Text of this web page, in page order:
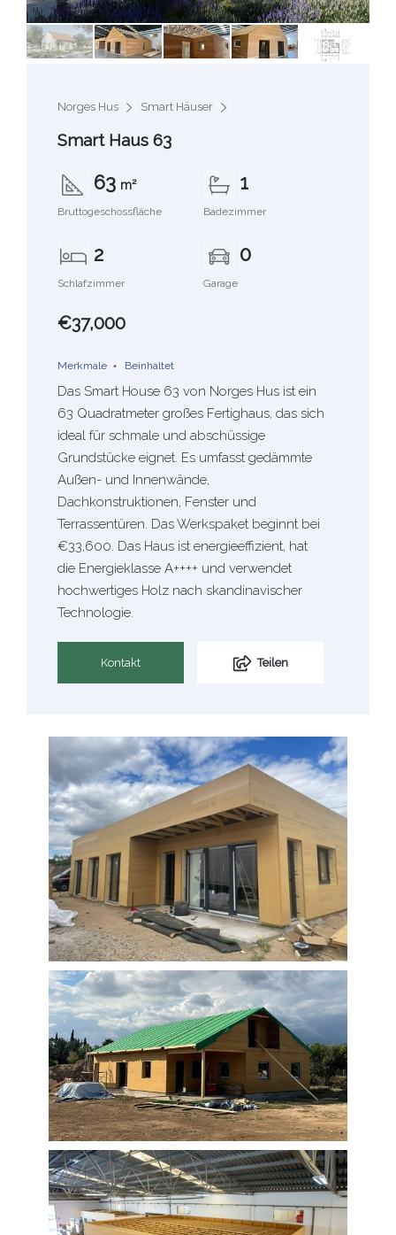
Norges Hus Smart Häuser
Smart Haus 63
63 m²
Bruttogeschossfläche
1
Badezimmer
2
Schlafzimmer
0
Garage
€37,000
Merkmale Beinhaltet
Das Smart House 63 von Norges Hus ist ein
63 Quadratmeter großes Fertighaus, das sich
ideal für schmale und abschüssige
Grundstücke eignet. Es umfasst gedämmte
Außen- und Innenwände,
Dachkonstruktionen, Fenster und
Terrassentüren. Das Werkspaket beginnt bei
€33,600. Das Haus ist energieeffizient, hat
die Energieklasse A++++ und verwendet
hochwertiges Holz nach skandinavischer
Technologie.
Kontakt Teilen